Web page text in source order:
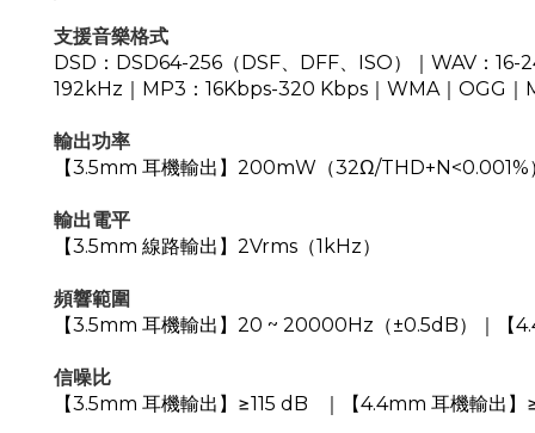
支援音樂格式
DSD：DSD64-256（DSF、DFF、ISO）｜WAV：
192kHz｜MP3：16Kbps-320 Kbps｜WMA｜OGG｜
輸出功率
【3.5mm 耳機輸出】200mW（32Ω/
輸出電平
【3.5mm 線路輸出】2Vrms（1kHz）
頻響範圍
【3.5mm 耳機輸出】20 ~ 20000Hz（±0.5dB）｜
信噪比
【3.5mm 耳機輸出】≥115 dB ｜【4.4mm 耳機輸出